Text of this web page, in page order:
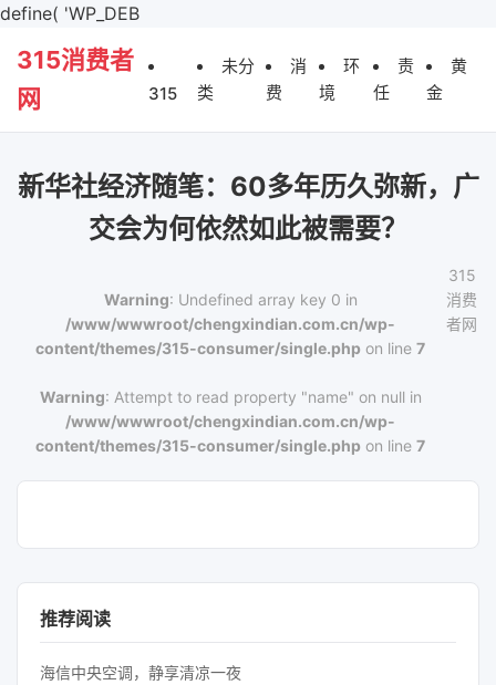
define( 'WP_DEB
315消费者
网
315
未分
类
消
费
环
境
责
任
黄
金
新华社经济随笔：60多年历久弥新，广
交会为何依然如此被需要？
Warning: Undefined array key 0 in
/www/wwwroot/chengxindian.com.cn/wp-
content/themes/315-consumer/single.php on line7
Warning: Attempt to read property "name" on null in
/www/wwwroot/chengxindian.com.cn/wp-
content/themes/315-consumer/single.php on line7
315
消费
者网
推荐阅读
海信中央空调，静享清凉一夜